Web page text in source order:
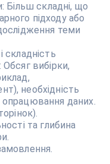
Більш складні, що
підходу або
теми
складність
вибірки,
необхідність
опрацювання даних.
та глибина